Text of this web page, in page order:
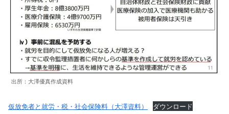
出所：大澤優真作成資料
仮放免者と就労・税・社会保険料（大澤資料） ダウンロード